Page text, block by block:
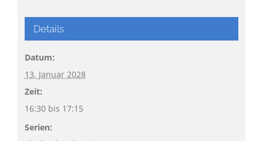
Details
Datum:
13. Januar 2028
Zeit:
16:30 bis 17:15
Serien: